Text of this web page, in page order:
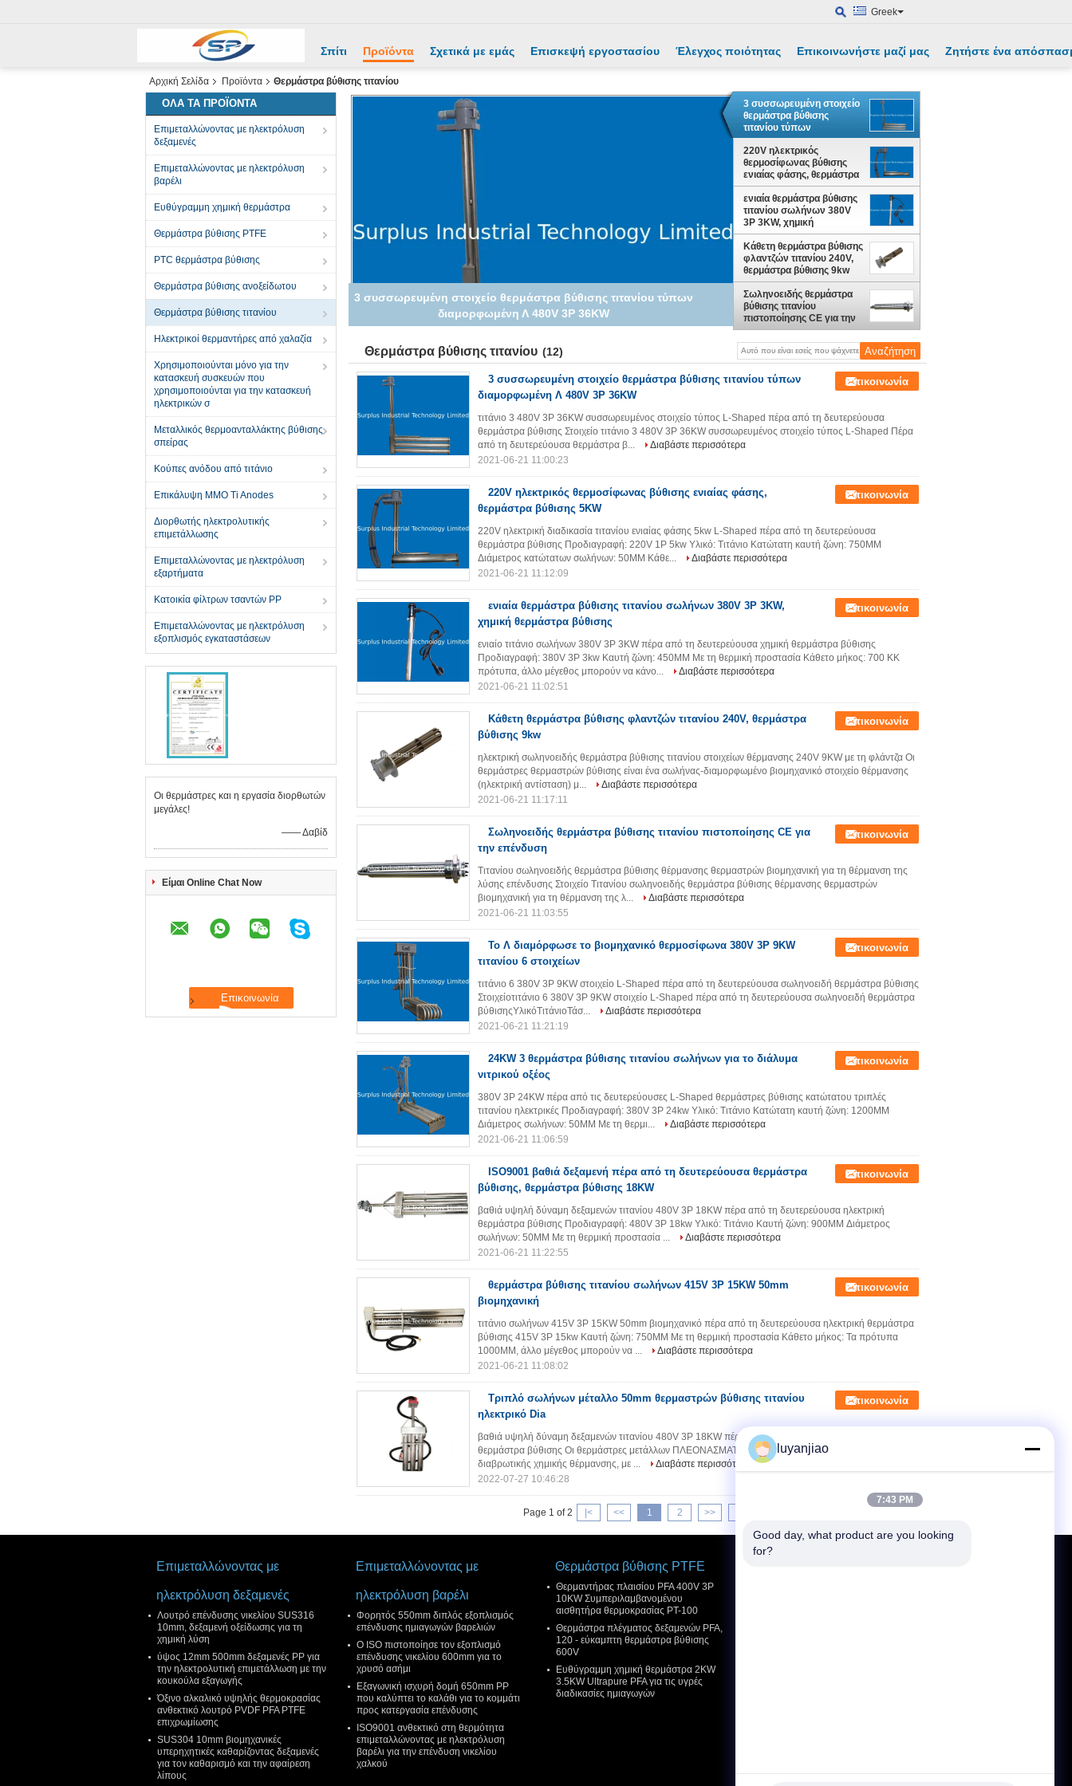
Greek
Σπίτι Προϊόντα Σχετικά με εμάς Επισκεψή εργοστασίου Έλεγχος ποιότητας Επικοινωνήστε μαζί μας Ζητήστε ένα
Αρχική Σελίδα Προϊόντα Θερμάστρα βύθισης τιτανίου
ΌΛΑ ΤΑ ΠΡΟΪΌΝΤΑ
Επιμεταλλώνοντας με ηλεκτρόλυση
δεξαμενές
Επιμεταλλώνοντας με ηλεκτρόλυση
βαρέλι
Ευθύγραμμη χημική θερμάστρα
Θερμάστρα βύθισης PTFE
PTC θερμάστρα βύθισης
Θερμάστρα βύθισης ανοξείδωτου
Θερμάστρα βύθισης τιτανίου
Ηλεκτρικοί θερμαντήρες από χαλαζία
Χρησιμοποιούνται μόνο για την
κατασκευή συσκευών που
χρησιμοποιούνται για την κατασκευή
ηλεκτρικών σ
Μεταλλικός θερμοανταλλάκτης βύθισης
σπείρας
Κούπες ανόδου από τιτάνιο
Επικάλυψη MMO Ti Anodes
Διορθωτής ηλεκτρολυτικής
επιμετάλλωσης
Επιμεταλλώνοντας με ηλεκτρόλυση
εξαρτήματα
Κατοικία φίλτρων τσαντών PP
Επιμεταλλώνοντας με ηλεκτρόλυση
εξοπλισμός εγκαταστάσεων
Οι θερμάστρες και η εργασία διορθωτών
μεγάλες!
—— Δαβίδ
Είμαι Online Chat Now
3 συσσωρευμένη στοιχείο θερμάστρα βύθισης τιτανίου τύπων
διαμορφωμένη Λ 480V 3P 36KW
3 συσσωρευμένη στοιχείο
θερμάστρα βύθισης
τιτανίου τύπων
διαμορφωμένη Λ 480V 3P
36KW
220V ηλεκτρικός
θερμοσίφωνας βύθισης
ενιαίας φάσης, θερμάστρα
βύθισης 5KW
ενιαία θερμάστρα βύθισης
τιτανίου σωλήνων 380V
3P 3KW, χημική
θερμάστρα βύθισης
Κάθετη θερμάστρα βύθισης
φλαντζών τιτανίου 240V,
θερμάστρα βύθισης 9kw
Σωληνοειδής θερμάστρα
βύθισης τιτανίου
πιστοποίησης CE για την
επένδυση
Θερμάστρα βύθισης τιτανίου (12)
3 συσσωρευμένη στοιχείο θερμάστρα βύθισης τιτανίου τύπων
διαμορφωμένη Λ 480V 3P 36KW
Επικοινωνία
τιτάνιο 3 480V 3P 36KW συσσωρευμένος στοιχείο τύπος L-Shaped πέρα από τη δευτερεύουσα
θερμάστρα βύθισης Στοιχείο τιτάνιο 3 480V 3P 36KW συσσωρευμένος στοιχείο τύπος L-Shaped Πέρα
από τη δευτερεύουσα θερμάστρα β...
Διαβάστε περισσότερα
2021-06-21 11:00:23
220V ηλεκτρικός θερμοσίφωνας βύθισης ενιαίας φάσης,
θερμάστρα βύθισης 5KW
Επικοινωνία
220V ηλεκτρική διαδικασία τιτανίου ενιαίας φάσης 5kw L-Shaped πέρα από τη δευτερεύουσα
θερμάστρα βύθισης Προδιαγραφή: 220V 1P 5kw Υλικό: Τιτάνιο Κατώτατη καυτή ζώνη: 750MM
Διάμετρος κατώτατων σωλήνων: 50MM Κάθε...
Διαβάστε περισσότερα
2021-06-21 11:12:09
ενιαία θερμάστρα βύθισης τιτανίου σωλήνων 380V 3P 3KW,
χημική θερμάστρα βύθισης
Επικοινωνία
ενιαίο τιτάνιο σωλήνων 380V 3P 3KW πέρα από τη δευτερεύουσα χημική θερμάστρα βύθισης
Προδιαγραφή: 380V 3P 3kw Καυτή ζώνη: 450MM Με τη θερμική προστασία Κάθετο μήκος: 700 ΚΚ
πρότυπα, άλλο μέγεθος μπορούν να κάνο...
Διαβάστε περισσότερα
2021-06-21 11:02:51
Κάθετη θερμάστρα βύθισης φλαντζών τιτανίου 240V, θερμάστρα
βύθισης 9kw
Επικοινωνία
ηλεκτρική σωληνοειδής θερμάστρα βύθισης τιτανίου στοιχείων θέρμανσης 240V 9KW με τη φλάντζα Οι
θερμάστρες θερμαστρών βύθισης είναι ένα σωλήνας-διαμορφωμένο βιομηχανικό στοιχείο θέρμανσης
(ηλεκτρική αντίσταση) μ...
Διαβάστε περισσότερα
2021-06-21 11:17:11
Σωληνοειδής θερμάστρα βύθισης τιτανίου πιστοποίησης CE για
την επένδυση
Επικοινωνία
Τιτανίου σωληνοειδής θερμάστρα βύθισης θέρμανσης θερμαστρών βιομηχανική για τη θέρμανση της
λύσης επένδυσης Στοιχείο Τιτανίου σωληνοειδής θερμάστρα βύθισης θέρμανσης θερμαστρών
βιομηχανική για τη θέρμανση της λ...
Διαβάστε περισσότερα
2021-06-21 11:03:55
Το Λ διαμόρφωσε το βιομηχανικό θερμοσίφωνα 380V 3P 9KW
τιτανίου 6 στοιχείων
Επικοινωνία
τιτάνιο 6 380V 3P 9KW στοιχείο L-Shaped πέρα από τη δευτερεύουσα σωληνοειδή θερμάστρα βύθισης
Στοιχείοτιτάνιο 6 380V 3P 9KW στοιχείο L-Shaped πέρα από τη δευτερεύουσα σωληνοειδή θερμάστρα
βύθισηςΥλικόΤιτάνιοΤάσ...
Διαβάστε περισσότερα
2021-06-21 11:21:19
24KW 3 θερμάστρα βύθισης τιτανίου σωλήνων για το διάλυμα
νιτρικού οξέος
Επικοινωνία
380V 3P 24KW πέρα από τις δευτερεύουσες L-Shaped θερμάστρες βύθισης κατώτατου τριπλές
τιτανίου ηλεκτρικές Προδιαγραφή: 380V 3P 24kw Υλικό: Τιτάνιο Κατώτατη καυτή ζώνη: 1200MM
Διάμετρος σωλήνων: 50MM Με τη θερμι...
Διαβάστε περισσότερα
2021-06-21 11:06:59
ISO9001 βαθιά δεξαμενή πέρα από τη δευτερεύουσα θερμάστρα
βύθισης, θερμάστρα βύθισης 18KW
Επικοινωνία
βαθιά υψηλή δύναμη δεξαμενών τιτανίου 480V 3P 18KW πέρα από τη δευτερεύουσα ηλεκτρική
θερμάστρα βύθισης Προδιαγραφή: 480V 3P 18kw Υλικό: Τιτάνιο Καυτή ζώνη: 900MM Διάμετρος
σωλήνων: 50MM Με τη θερμική προστασία ...
Διαβάστε περισσότερα
2021-06-21 11:22:55
θερμάστρα βύθισης τιτανίου σωλήνων 415V 3P 15KW 50mm
βιομηχανική
Επικοινωνία
τιτάνιο σωλήνων 415V 3P 15KW 50mm βιομηχανικό πέρα από τη δευτερεύουσα ηλεκτρική θερμάστρα
βύθισης 415V 3P 15kw Καυτή ζώνη: 750MM Με τη θερμική προστασία Κάθετο μήκος: Τα πρότυπα
1000MM, άλλο μέγεθος μπορούν να ...
Διαβάστε περισσότερα
2021-06-21 11:08:02
Τριπλό σωλήνων μέταλλο 50mm θερμαστρών βύθισης τιτανίου
ηλεκτρικό Dia
Επικοινωνία
βαθιά υψηλή δύναμη δεξαμενών τιτανίου 480V 3P 18KW πέρα από τη δευτερεύουσα ηλεκτρική
θερμάστρα βύθισης Οι θερμάστρες μετάλλων ΠΛΕΟΝΑΣΜΑΤΟΣ σχεδιάζονται για τις απαιτήσεις της
διαβρωτικής χημικής θέρμανσης, με ...
Διαβάστε περισσότερα
2022-07-27 10:46:28
Page 1 of 2 |< << 1 2 >>
Επιμεταλλώνοντας με
ηλεκτρόλυση δεξαμενές
Λουτρό επένδυσης νικελίου SUS316
10mm, δεξαμενή οξείδωσης για τη
χημική λύση
ύψος 12mm 500mm δεξαμενές PP για
την ηλεκτρολυτική επιμετάλλωση με την
κουκούλα εξαγωγής
Όξινο αλκαλικό υψηλής θερμοκρασίας
ανθεκτικό λουτρό PVDF PFA PTFE
επιχρωμίωσης
SUS304 10mm βιομηχανικές
υπερηχητικές καθαρίζοντας δεξαμενές
για τον καθαρισμό και την αφαίρεση
λίπους
Επιμεταλλώνοντας με
ηλεκτρόλυση βαρέλι
Φορητός 550mm διπλός εξοπλισμός
επένδυσης ημιαγωγών βαρελιών
Ο ISO πιστοποίησε τον εξοπλισμό
επένδυσης νικελίου 600mm για το
χρυσό ασήμι
Εξαγωνική ισχυρή δομή 650mm PP
που καλύπτει το καλάθι για το κομμάτι
προς κατεργασία επένδυσης
ISO9001 ανθεκτικό στη θερμότητα
επιμεταλλώνοντας με ηλεκτρόλυση
βαρέλι για την επένδυση νικελίου
χαλκού
Θερμάστρα βύθισης PTFE
Θερμαντήρας πλαισίου PFA 400V 3P
10KW Συμπεριλαμβανομένου
αισθητήρα θερμοκρασίας PT-100
Θερμάστρα πλέγματος δεξαμενών PFA,
120 - εύκαμπτη θερμάστρα βύθισης
600V
Ευθύγραμμη χημική θερμάστρα 2KW
3.5KW Ultrapure PFA για τις υγρές
διαδικασίες ημιαγωγών
luyanjiao
7:43 PM
Good day, what product are you looking
for?